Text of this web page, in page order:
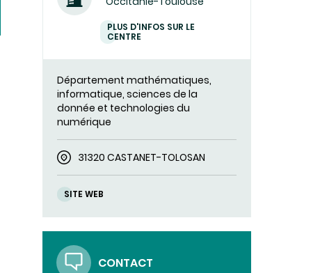
PLUS D'INFOS SUR LE
CENTRE
Département mathématiques,
informatique, sciences de la
donnée et technologies du
numérique
31320 CASTANET-TOLOSAN
SITE WEB
CONTACT